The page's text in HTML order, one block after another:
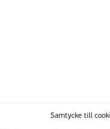
Samtycke till